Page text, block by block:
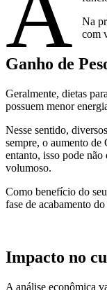
Na
com
Ganho de
Geralmente, dietas
possuem menor
Nesse sentido,
sempre, o aumento de
entanto, isso pode
volumoso.
Como benefício do
fase de acabamento
Impacto no
A análise econômica